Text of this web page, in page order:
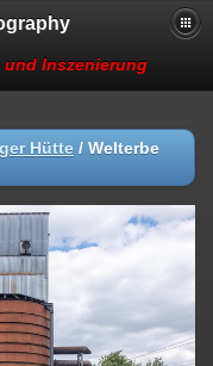
Inszenierung
Hütte / Welterbe